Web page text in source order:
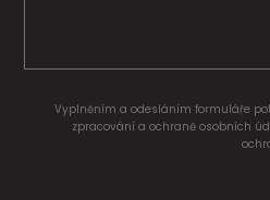
Vyplněním a odesláním formuláře
zpracování a ochraně osobních